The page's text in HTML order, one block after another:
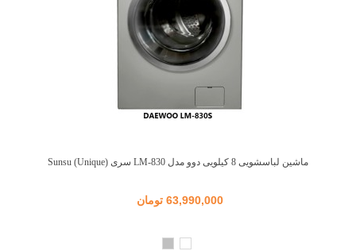
ماشین لباسشویی 8 کیلویی دوو مدل LM-830 سری Sunsu (Unique)
63,990,000 تومان